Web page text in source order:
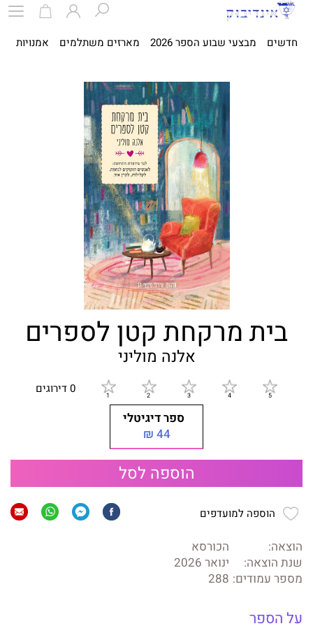
חדשים מבצעי שבוע הספר 2026 מארזים משתלמים אמנויות
בית מרקחת קטן לספרים
אלנה מוליני
0 דירוגים
ספר דיגיטלי
44 ₪
הוספה לסל
הוספה למועדפים
הוצאה:
הכורסא
שנת הוצאה:
ינואר 2026
מספר עמודים: 288
על הספר